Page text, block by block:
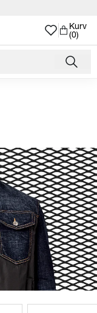
Kurv
(0)